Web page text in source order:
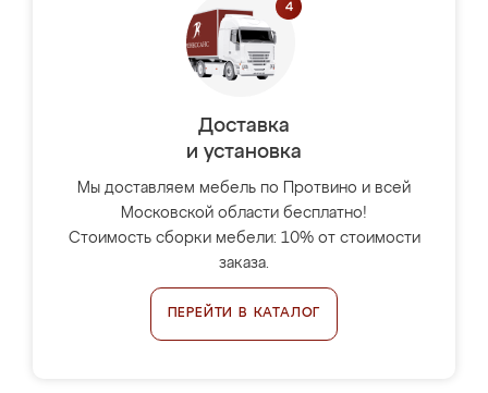
Доставка
и установка
Мы доставляем мебель по Протвино и всей
Московской области бесплатно!
Стоимость сборки мебели: 10% от стоимости
заказа.
ПЕРЕЙТИ В КАТАЛОГ